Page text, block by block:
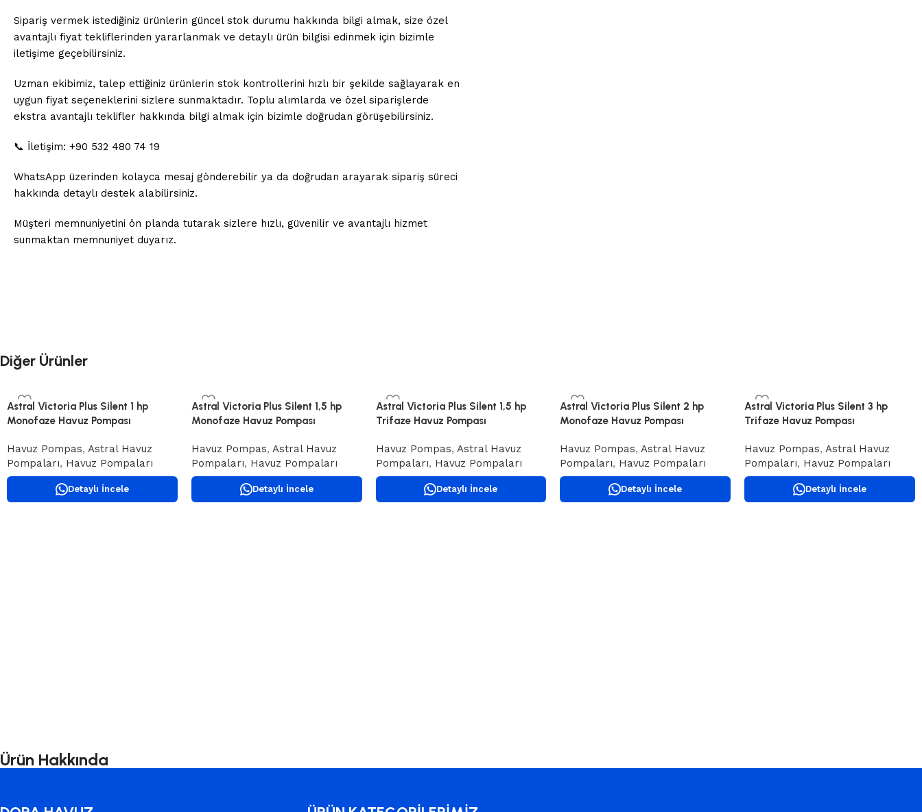
Sipariş vermek istediğiniz ürünlerin güncel stok durumu hakkında bilgi almak, size özel
avantajlı fiyat tekliflerinden yararlanmak ve detaylı ürün bilgisi edinmek için bizimle
iletişime geçebilirsiniz.
Uzman ekibimiz, talep ettiğiniz ürünlerin stok kontrollerini hızlı bir şekilde sağlayarak en
uygun fiyat seçeneklerini sizlere sunmaktadır. Toplu alımlarda ve özel siparişlerde
ekstra avantajlı teklifler hakkında bilgi almak için bizimle doğrudan görüşebilirsiniz.
📞 İletişim: +90 532 480 74 19
WhatsApp üzerinden kolayca mesaj gönderebilir ya da doğrudan arayarak sipariş süreci
hakkında detaylı destek alabilirsiniz.
Müşteri memnuniyetini ön planda tutarak sizlere hızlı, güvenilir ve avantajlı hizmet
sunmaktan memnuniyet duyarız.
Diğer Ürünler
Astral Victoria Plus Silent 1 hp
Monofaze Havuz Pompası
Havuz Pompas, Astral Havuz
Pompaları, Havuz Pompaları
Detaylı İncele
Astral Victoria Plus Silent 1,5 hp
Monofaze Havuz Pompası
Havuz Pompas, Astral Havuz
Pompaları, Havuz Pompaları
Detaylı İncele
Astral Victoria Plus Silent 1,5 hp
Trifaze Havuz Pompası
Havuz Pompas, Astral Havuz
Pompaları, Havuz Pompaları
Detaylı İncele
Astral Victoria Plus Silent 2 hp
Monofaze Havuz Pompası
Havuz Pompas, Astral Havuz
Pompaları, Havuz Pompaları
Detaylı İncele
Astral Victoria Plus Silent 3 hp
Trifaze Havuz Pompası
Havuz Pompas, Astral Havuz
Pompaları, Havuz Pompaları
Detaylı İncele
Ürün Hakkında